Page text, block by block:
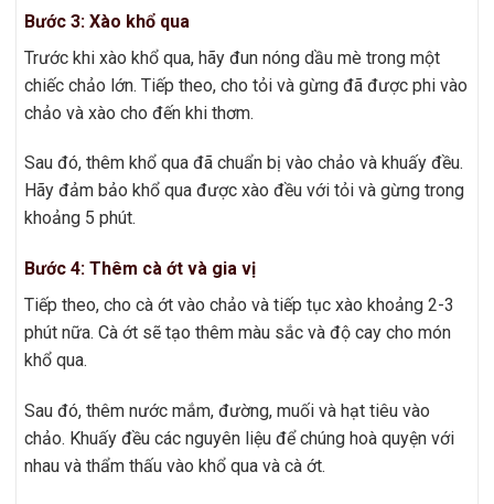
Bước 3: Xào khổ qua
Trước khi xào khổ qua, hãy đun nóng dầu mè trong một
chiếc chảo lớn. Tiếp theo, cho tỏi và gừng đã được phi vào
chảo và xào cho đến khi thơm.
Sau đó, thêm khổ qua đã chuẩn bị vào chảo và khuấy đều.
Hãy đảm bảo khổ qua được xào đều với tỏi và gừng trong
khoảng 5 phút.
Bước 4: Thêm cà ớt và gia vị
Tiếp theo, cho cà ớt vào chảo và tiếp tục xào khoảng 2-3
phút nữa. Cà ớt sẽ tạo thêm màu sắc và độ cay cho món
khổ qua.
Sau đó, thêm nước mắm, đường, muối và hạt tiêu vào
chảo. Khuấy đều các nguyên liệu để chúng hoà quyện với
nhau và thẩm thấu vào khổ qua và cà ớt.